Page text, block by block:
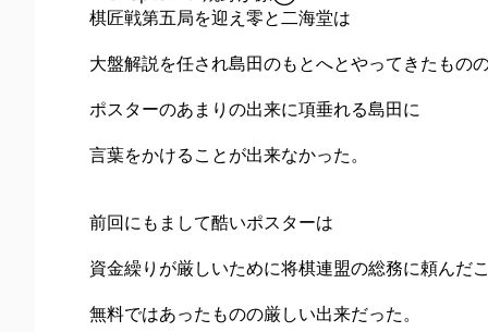
棋匠戦第五局を迎え零と二海堂は
大盤解説を任され島田のもとへとやってきたもの
ポスターのあまりの出来に項垂れる島田に
言葉をかけることが出来なかった。
前回にもまして酷いポスターは
資金繰りが厳しいために将棋連盟の総務に頼んだ
無料ではあったものの厳しい出来だった。